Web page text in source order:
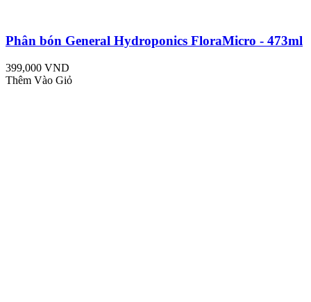
Phân bón General Hydroponics FloraMicro - 473ml
399,000 VND
Thêm Vào Giỏ